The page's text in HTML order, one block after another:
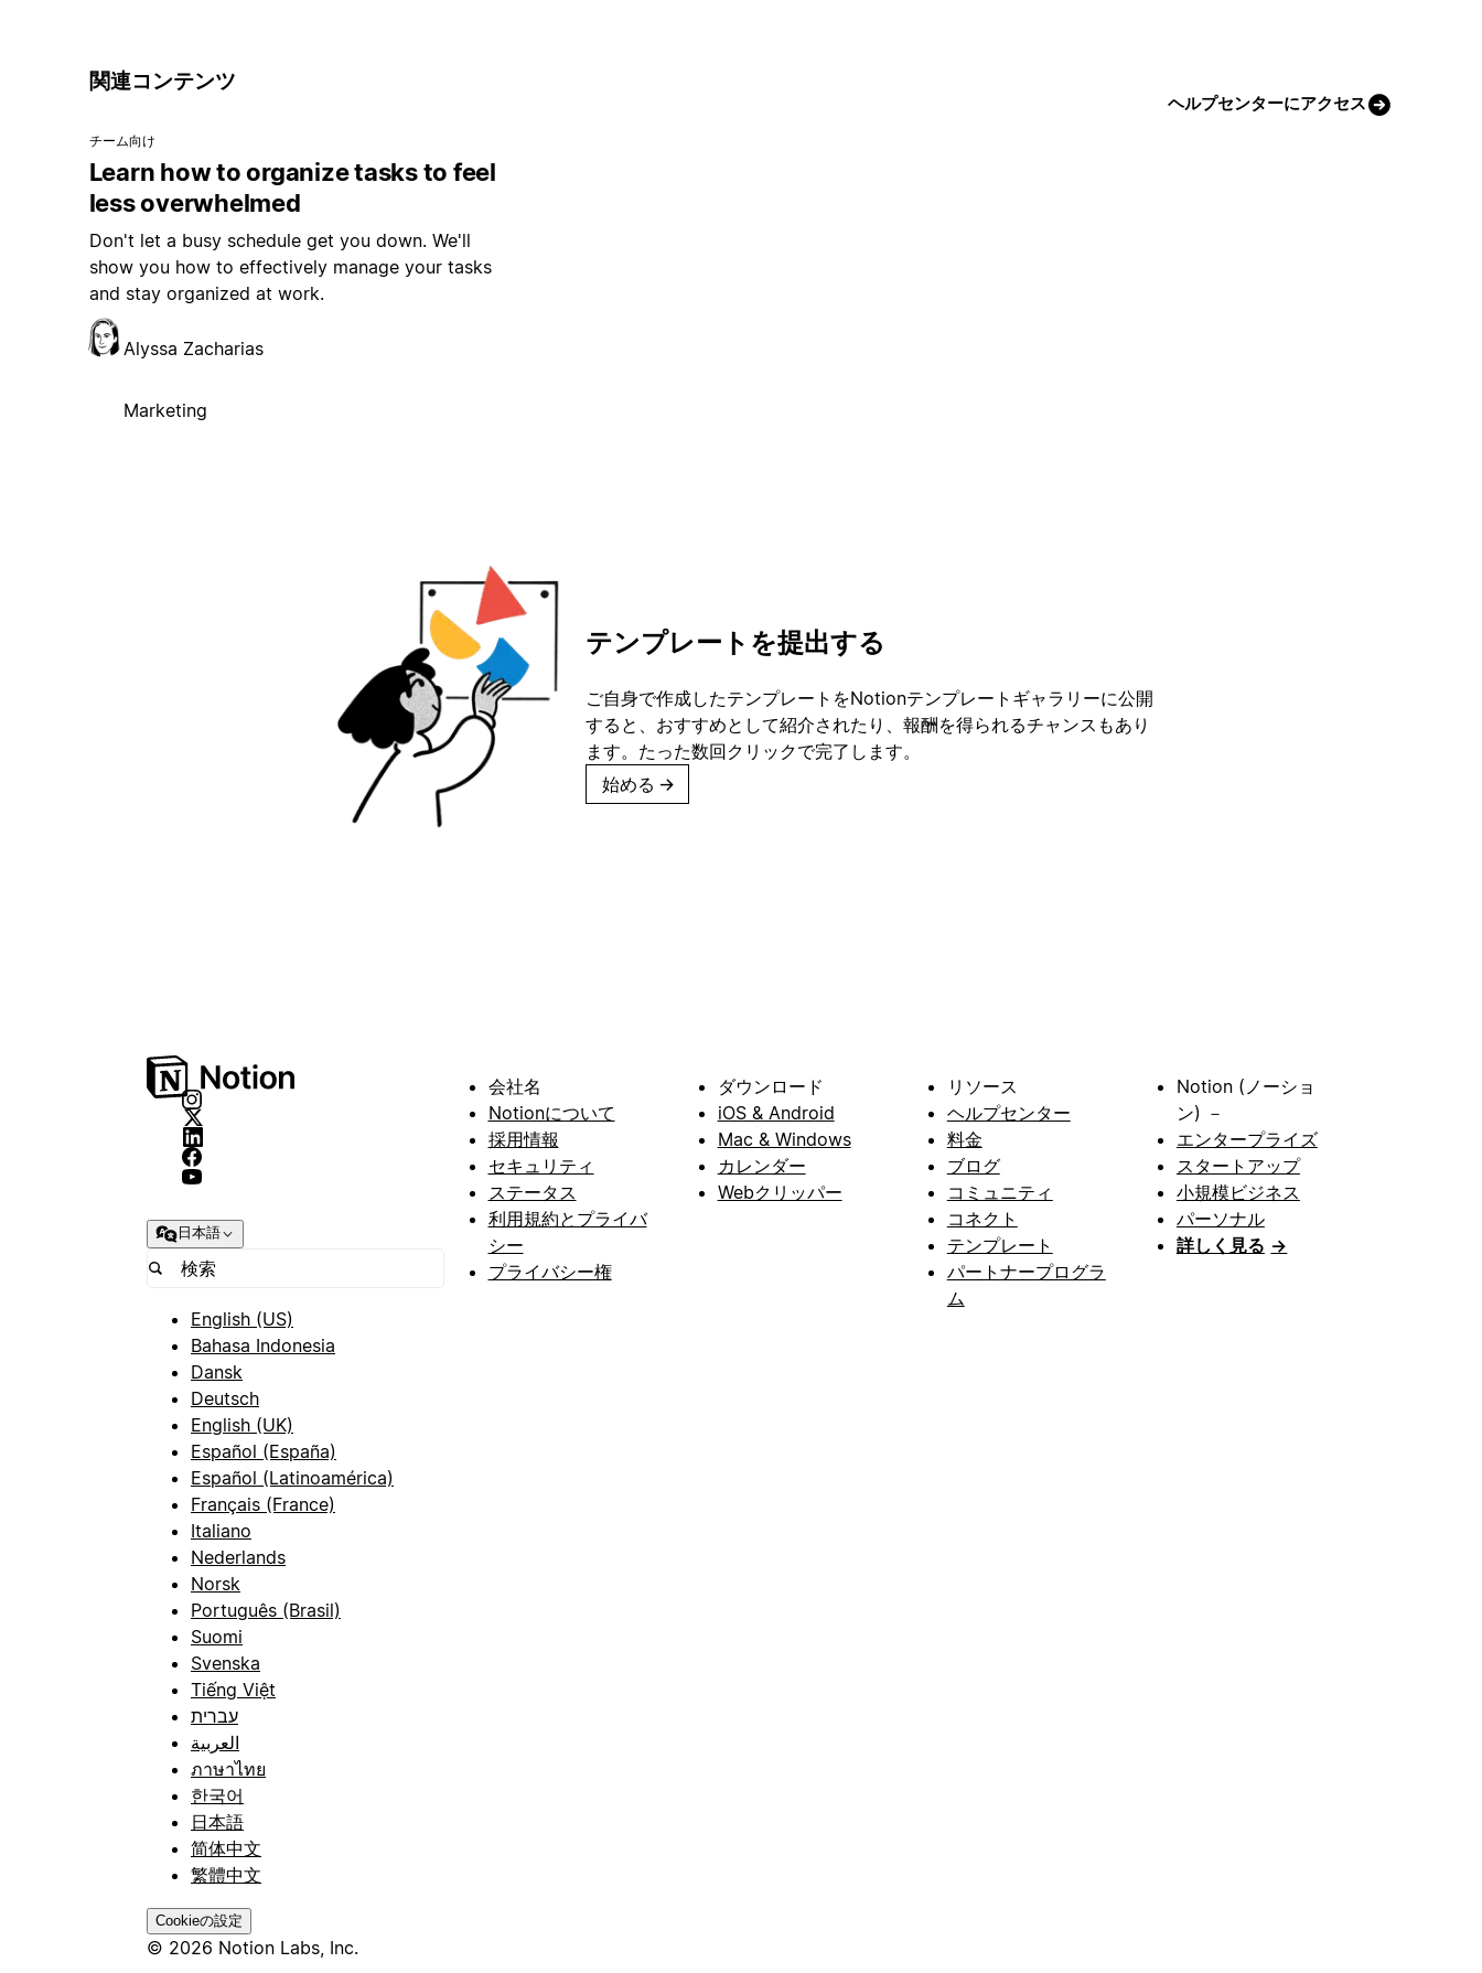
関連コンテンツ
ヘルプセンターにアクセス
チーム向け
Learn how to organize tasks to feel
less overwhelmed
Don't let a busy schedule get you down. We'll
show you how to effectively manage your tasks
and stay organized at work.
Alyssa Zacharias
Marketing
テンプレートを提出する
ご自身で作成したテンプレートをNotionテンプレートギャラリーに公開
すると、おすすめとして紹介されたり、報酬を得られるチャンスもあり
ます。たった数回クリックで完了します。
始める →
日本語
English (US)
Bahasa Indonesia
Dansk
Deutsch
English (UK)
Español (España)
Español (Latinoamérica)
Français (France)
Italiano
Nederlands
Norsk
Português (Brasil)
Suomi
Svenska
Tiếng Việt
עברית
العربية
ภาษาไทย
한국어
日本語
简体中文
繁體中文
Cookieの設定
© 2026 Notion Labs, Inc.
会社名
Notionについて
採用情報
セキュリティ
ステータス
利用規約とプライバ
シー
プライバシー権
ダウンロード
iOS & Android
Mac & Windows
カレンダー
Webクリッパー
リソース
ヘルプセンター
料金
ブログ
コミュニティ
コネクト
テンプレート
パートナープログラ
ム
Notion (ノーショ
ン) －
エンタープライズ
スタートアップ
小規模ビジネス
パーソナル
詳しく見る →